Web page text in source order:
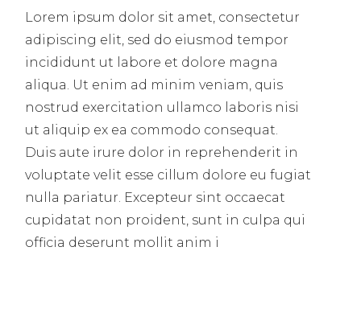
Lorem ipsum dolor sit amet, consectetur
adipiscing elit, sed do eiusmod tempor
incididunt ut labore et dolore magna
aliqua. Ut enim ad minim veniam, quis
nostrud exercitation ullamco laboris nisi
ut aliquip ex ea commodo consequat.
Duis aute irure dolor in reprehenderit in
voluptate velit esse cillum dolore eu fugiat
nulla pariatur. Excepteur sint occaecat
cupidatat non proident, sunt in culpa qui
officia deserunt mollit anim i